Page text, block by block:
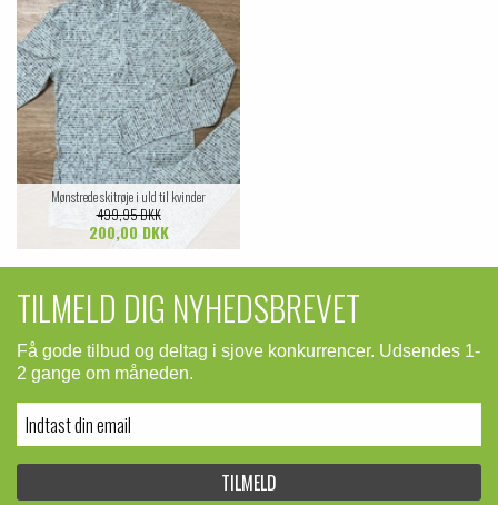
Mønstrede skitrøje i uld til kvinder
499,95 DKK
200,00 DKK
TILMELD DIG NYHEDSBREVET
Få gode tilbud og deltag i sjove konkurrencer. Udsendes 1-
2 gange om måneden.